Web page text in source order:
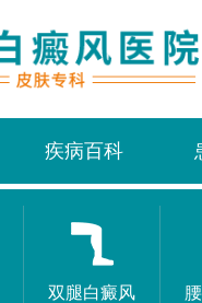
疾病百科
双腿白癜风